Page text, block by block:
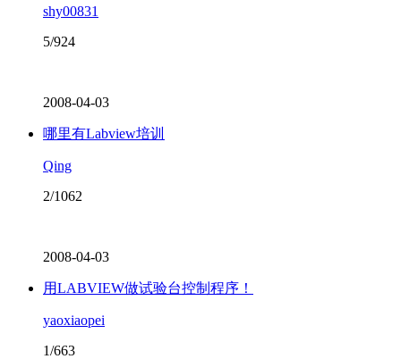
shy00831
5/924
2008-04-03
哪里有Labview培训
Qing
2/1062
2008-04-03
用LABVIEW做试验台控制程序！
yaoxiaopei
1/663